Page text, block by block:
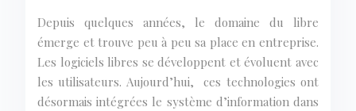
Depuis quelques années, le domaine du libre
émerge et trouve peu à peu sa place en entreprise.
Les logiciels libres se développent et évoluent avec
les utilisateurs. Aujourd’hui, ces technologies ont
désormais intégrées le système d’information dans